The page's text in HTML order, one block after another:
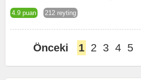
4.9 puan 212 reyting
Önceki 1 2 3 4 5